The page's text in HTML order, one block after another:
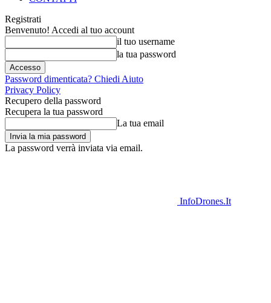
Registrati
Benvenuto! Accedi al tuo account
il tuo username
la tua password
Password dimenticata? Chiedi Aiuto
Privacy Policy
Recupero della password
Recupera la tua password
La tua email
La password verrà inviata via email.
InfoDrones.It